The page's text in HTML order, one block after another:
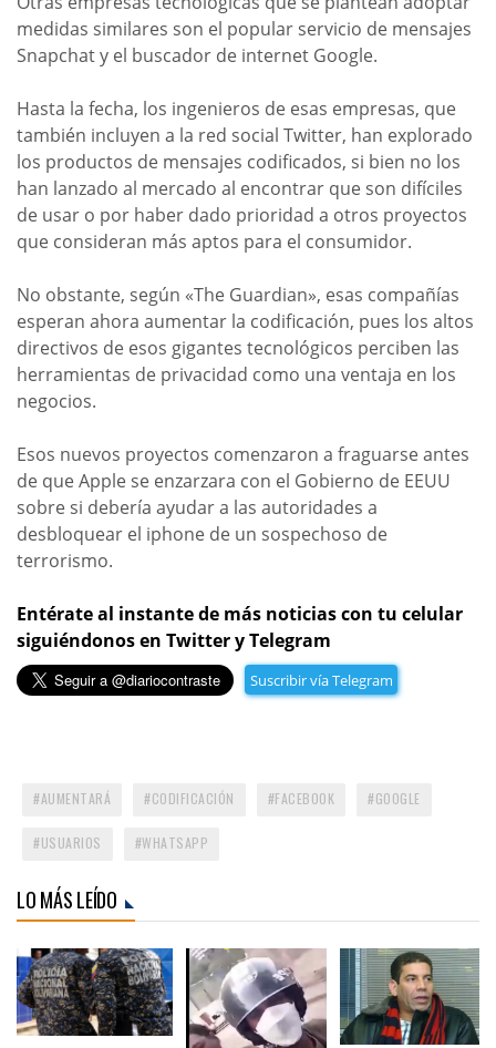
medidas similares son el popular servicio de mensajes
Snapchat y el buscador de internet Google.
Hasta la fecha, los ingenieros de esas empresas, que
también incluyen a la red social Twitter, han explorado
los productos de mensajes codificados, si bien no los
han lanzado al mercado al encontrar que son difíciles
de usar o por haber dado prioridad a otros proyectos
que consideran más aptos para el consumidor.
No obstante, según «The Guardian», esas compañías
esperan ahora aumentar la codificación, pues los altos
directivos de esos gigantes tecnológicos perciben las
herramientas de privacidad como una ventaja en los
negocios.
Esos nuevos proyectos comenzaron a fraguarse antes
de que Apple se enzarzara con el Gobierno de EEUU
sobre si debería ayudar a las autoridades a
desbloquear el iphone de un sospechoso de
terrorismo.
Entérate al instante de más noticias con tu celular
siguiéndonos en Twitter y Telegram
Suscribir vía Telegram
AUMENTARÁ CODIFICACIÓN FACEBOOK GOOGLE
USUARIOS WHATSAPP
LO MÁS LEÍDO